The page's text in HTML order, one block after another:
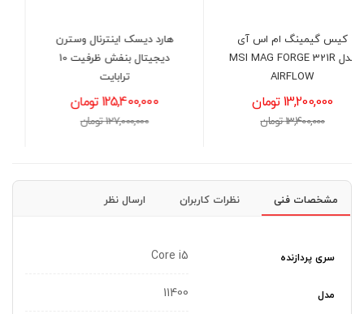
هارد دیسک اینترنال وسترن
125,400,000 تومان
127,000,000 تومان
هارد دیسک اینترنال وسترن
102,800,000 تومان
104,000,000 تومان
مشخصات فنی نظرات کاربران ارسال نظر
سری پردازنده Core i5
مدل 11400